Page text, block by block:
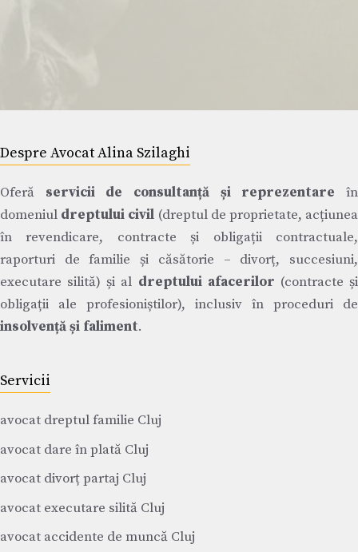
Despre Avocat Alina Szilaghi
Oferă servicii de consultanță și reprezentare în
domeniul dreptului civil (dreptul de proprietate, acțiunea
în revendicare, contracte și obligații contractuale,
raporturi de familie și căsătorie – divorț, succesiuni,
executare silită) și al dreptului afacerilor (contracte și
obligații ale profesioniștilor), inclusiv în proceduri de
insolvență și faliment.
Servicii
avocat dreptul familie Cluj
avocat dare în plată Cluj
avocat divorț partaj Cluj
avocat executare silită Cluj
avocat accidente de muncă Cluj